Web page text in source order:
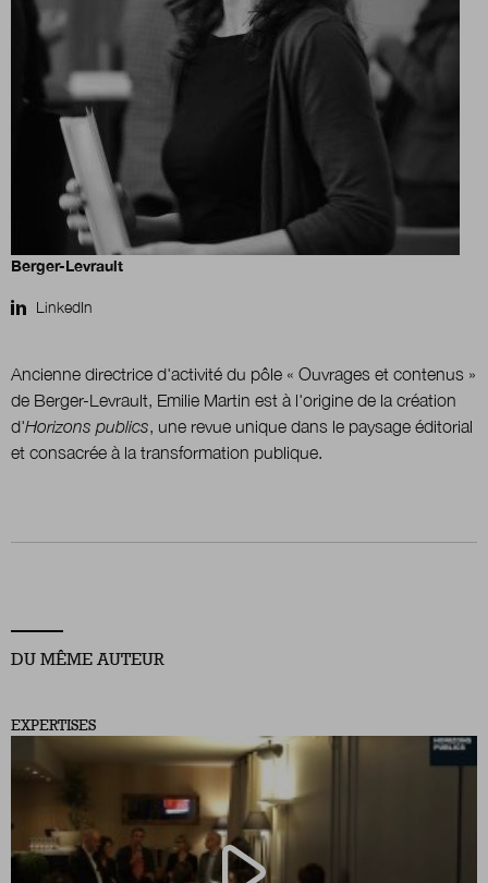
Qui sommes-nous ?
Nous contacter
Newsletter
de la transformation publique.
Berger-Levrault
LinkedIn
Ancienne directrice d'activité du pôle « Ouvrages et contenus »
de Berger-Levrault, Emilie Martin est à l'origine de la création
d'Horizons publics, une revue unique dans le paysage éditorial
et consacrée à la transformation publique.
DU MÊME AUTEUR
EXPERTISES